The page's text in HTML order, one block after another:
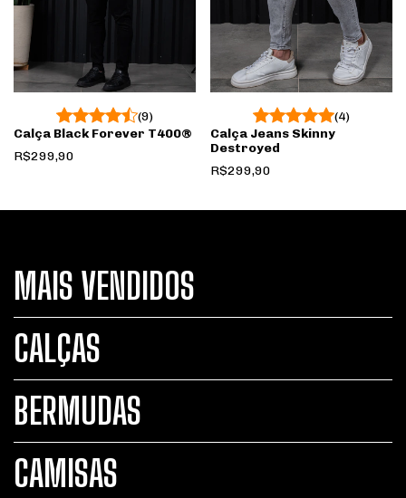
(9)
Calça Black Forever T400®️
R$299,90
(4)
Calça Jeans Skinny
Destroyed
R$299,90
MAIS VENDIDOS
CALÇAS
BERMUDAS
CAMISAS